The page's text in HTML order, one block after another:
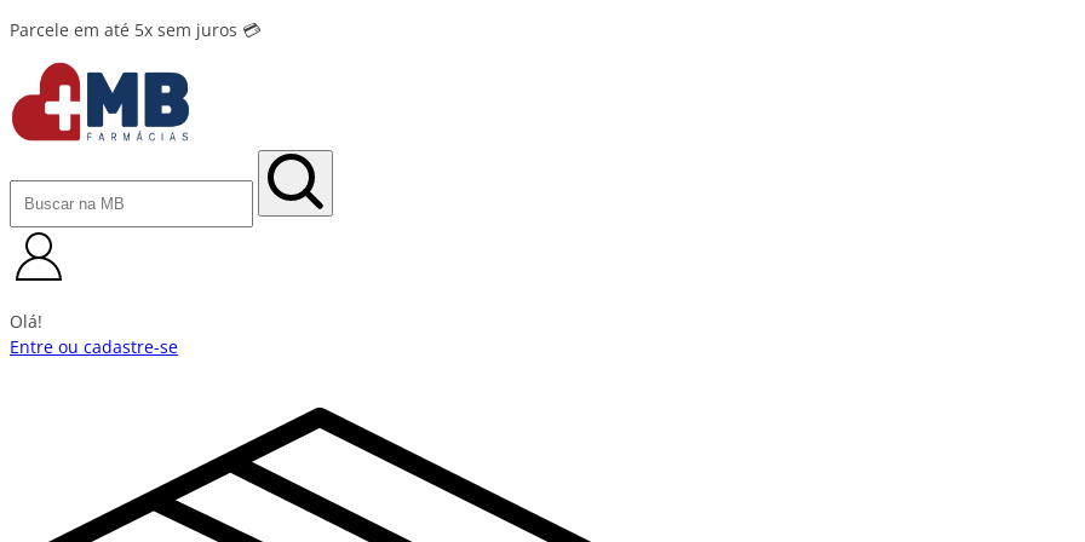
Parcele em até 5x sem juros 💳
Olá!
Entre ou cadastre-se